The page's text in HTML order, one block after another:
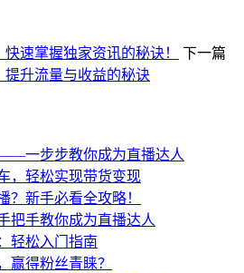
速掌握独家资讯的秘诀！
下一篇
提升流量与收益的秘诀
一步步教你成为直播达人
，轻松实现带货变现
？新手必看全攻略！
把手教你成为直播达人
轻松入门指南
赢得粉丝青睐？